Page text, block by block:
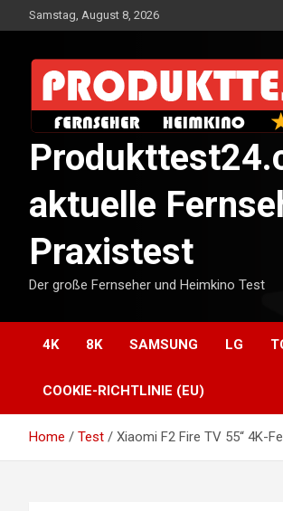
to
Samstag, August 8, 2026
aktuelle
Praxistest
Der große Fernseher und Heimkino Test
4K 8K SAMSUNG LG
COOKIE-RICHTLINIE (EU)
Home Test Xiaomi F2 Fire TV 55“ 4K-